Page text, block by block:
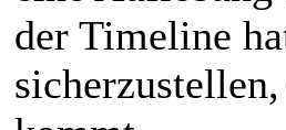
der Timeline